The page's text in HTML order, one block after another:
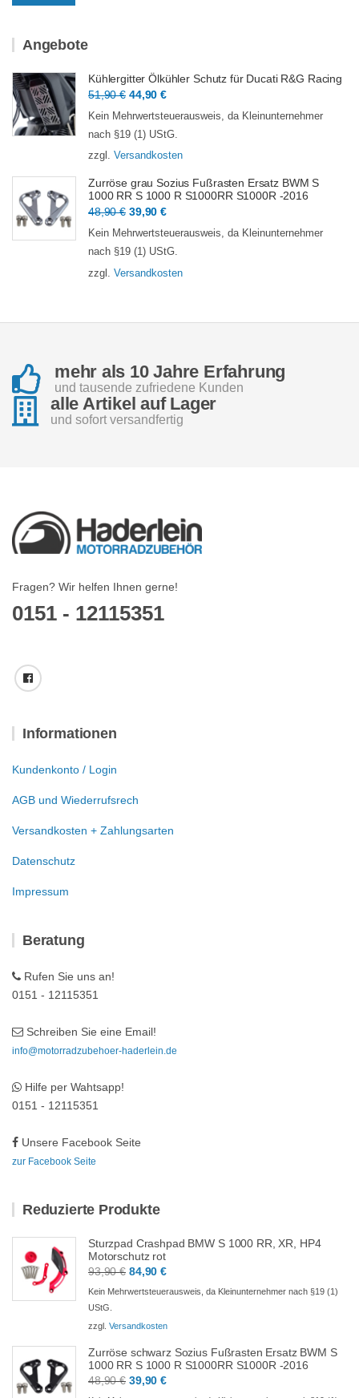
Preis
Preis
Angebote
Kühlergitter Ölkühler Schutz für Ducati R&G Racing
51,90€ Ursprünglicher
Preis
war:
51,90 €
44,90€Aktueller
Preis
ist:
44,90 €.
Kein Mehrwertsteuerausweis, da Kleinunternehmer
nach §19 (1) UStG.
zzgl. Versandkosten
Zurröse grau Sozius Fußrasten Ersatz BWM S
1000 RR S 1000 R S1000RR S1000R -2016
48,90€ Ursprünglicher
Preis
war:
48,90 €
39,90€Aktueller
Preis
ist:
39,90 €.
Kein Mehrwertsteuerausweis, da Kleinunternehmer
nach §19 (1) UStG.
zzgl. Versandkosten
mehr als 10 Jahre Erfahrung
und tausende zufriedene Kunden
alle Artikel auf Lager
und sofort versandfertig
Fragen? Wir helfen Ihnen gerne!
0151 - 12115351
Informationen
Kundenkonto / Login
AGB und Wiederrufsrech
Versandkosten + Zahlungsarten
Datenschutz
Impressum
Beratung
Rufen Sie uns an!
0151 - 12115351
Schreiben Sie eine Email!
info@motorradzubehoer-haderlein.de
Hilfe per Wahtsapp!
0151 - 12115351
Unsere Facebook Seite
zur Facebook Seite
Reduzierte Produkte
Sturzpad Crashpad BMW S 1000 RR, XR, HP4
Motorschutz rot
93,90€ Ursprünglicher
Preis
93,90 €
84,90€Aktueller
Preis
84,90 €.
Kein Mehrwertsteuerausweis, da Kleinunternehmer nach §19 (1)
UStG.
zzgl. Versandkosten
Zurröse schwarz Sozius Fußrasten Ersatz BWM S
1000 RR S 1000 R S1000RR S1000R -2016
48,90€ Ursprünglicher
39,90€Aktueller